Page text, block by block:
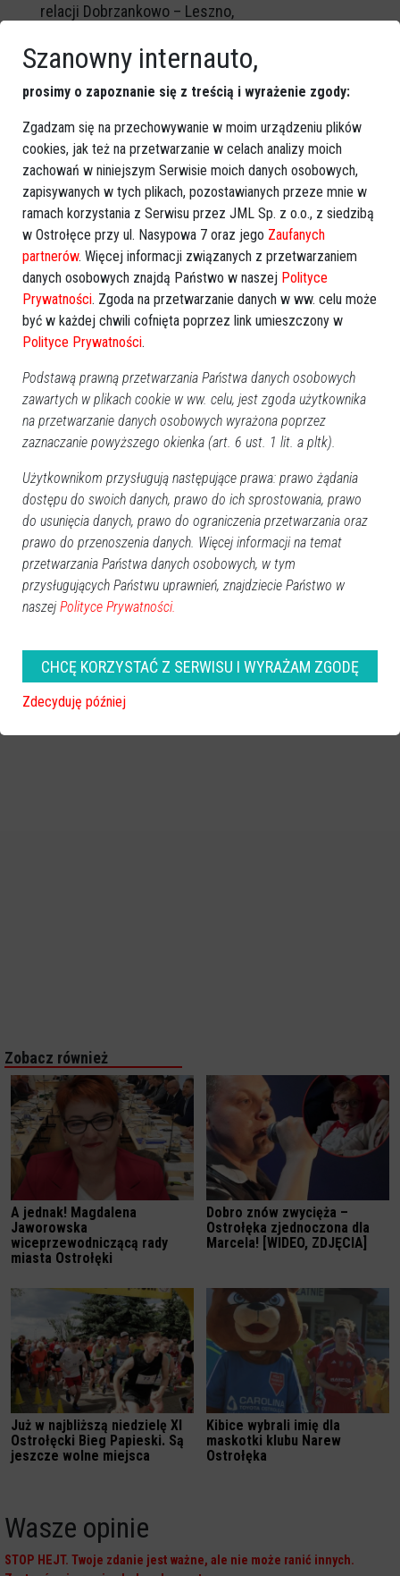
relacji Dobrzankowo – Leszno,
ponad 1 mln zł na trzeci etap przebudowy drogi
gminnej nr 230206W Krępa – Kęczewo – Józefowo w
Gmina wiejska Szreńsk– umowa na kwotę ponad 1
mln zł na przebudowę dróg gminnych w miejscowości
Kunki.
GOOGLE NEWS
Obserwuj nas i otrzymuj nowe wiadomości
Dodaj eOstroleka do obserwowanych źródeł w Google News.
Obserwuj w Google News
REKLAMA
Więcej o: Ostrołęka,inwestycja drogowa,Przebudowa ulicy
Wiejskiej,Rządowy Fundusz Rozwoju Dróg, modernizacja
infrastruktury
Zobacz również
A jednak! Magdalena
Jaworowska
wiceprzewodniczącą rady
miasta Ostrołęki
Dobro znów zwycięża –
Ostrołęka zjednoczona dla
Marcela! [WIDEO, ZDJĘCIA]
Już w najbliższą niedzielę XI
Ostrołęcki Bieg Papieski. Są
jeszcze wolne miejsca
Kibice wybrali imię dla
maskotki klubu Narew
Ostrołęka
Wasze opinie
STOP HEJT. Twoje zdanie jest ważne, ale nie może ranić innych.
Szanowny internauto,
prosimy o zapoznanie się z treścią i wyrażenie zgody:
Zgadzam się na przechowywanie w moim urządzeniu plików
cookies, jak też na przetwarzanie w celach analizy moich
zachowań w niniejszym Serwisie moich danych osobowych,
zapisywanych w tych plikach, pozostawianych przeze mnie w
ramach korzystania z Serwisu przez JML Sp. z o.o., z siedzibą
w Ostrołęce przy ul. Nasypowa 7 oraz jego Zaufanych
partnerów. Więcej informacji związanych z przetwarzaniem
danych osobowych znajdą Państwo w naszej Polityce
Prywatności. Zgoda na przetwarzanie danych w ww. celu może
być w każdej chwili cofnięta poprzez link umieszczony w
Polityce Prywatności.
Podstawą prawną przetwarzania Państwa danych osobowych
zawartych w plikach cookie w ww. celu, jest zgoda użytkownika
na przetwarzanie danych osobowych wyrażona poprzez
zaznaczanie powyższego okienka (art. 6 ust. 1 lit. a pltk).
Użytkownikom przysługują następujące prawa: prawo żądania
dostępu do swoich danych, prawo do ich sprostowania, prawo
do usunięcia danych, prawo do ograniczenia przetwarzania oraz
prawo do przenoszenia danych. Więcej informacji na temat
przetwarzania Państwa danych osobowych, w tym
przysługujących Państwu uprawnień, znajdziecie Państwo w
naszej Polityce Prywatności.
CHCĘ KORZYSTAĆ Z SERWISU I WYRAŻAM ZGODĘ
Zdecyduję później